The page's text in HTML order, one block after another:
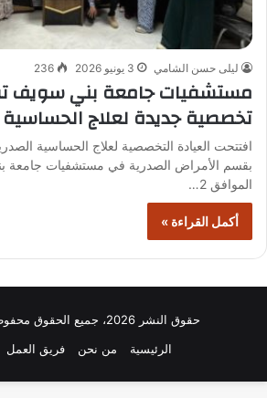
ليلى حسن الشامي 3 يونيو 2026 236
مستشفيات جامعة بني سويف
تخصصية جديدة لعلاج الحساسية
افتتحت العيادة التخصصية لعلاج الحساسية
بقسم الأمراض الصدرية في مستشفيات جامعة
الموافق 2…
أكمل القراءة »
حقوق النشر 2026، جميع الحقوق محفوظة © نبأ مصر
الرئيسية
من نحن فريق العمل